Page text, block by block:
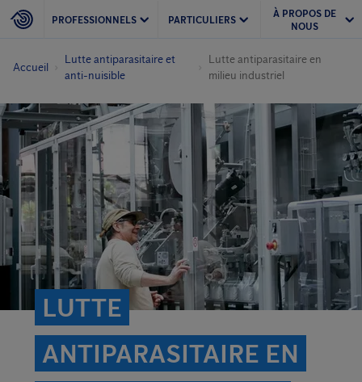
PROFESSIONNELS PARTICULIERS
À PROPOS DE
NOUS
Accueil
Lutte antiparasitaire et
anti-nuisible
Lutte antiparasitaire en
milieu industriel
LUTTE
ANTIPARASITAIRE EN